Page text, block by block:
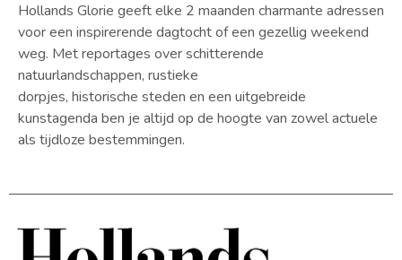
Hollands Glorie geeft elke 2 maanden charmante adressen
voor een inspirerende dagtocht of een gezellig weekend
weg. Met reportages over schitterende
natuurlandschappen, rustieke
dorpjes, historische steden en een uitgebreide
kunstagenda ben je altijd op de hoogte van zowel actuele
als tijdloze bestemmingen.